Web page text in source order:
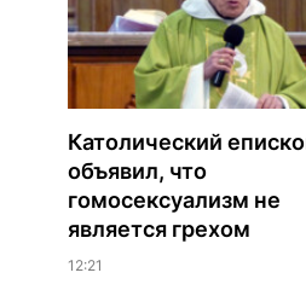
Католический
объявил, что
гомосексуализм не
является грехом
12:21